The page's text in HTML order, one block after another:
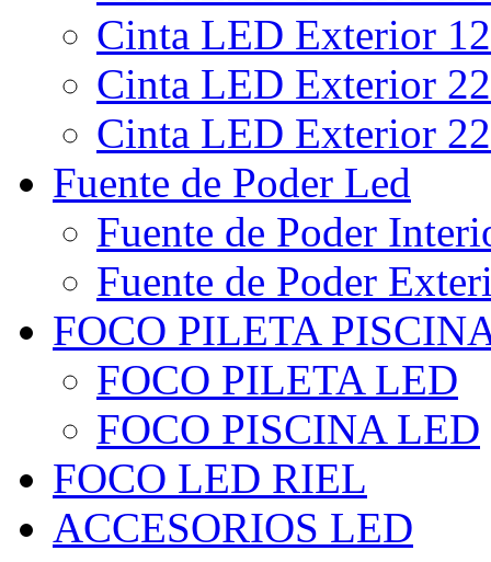
Cinta LED Exterior
Cinta LED Exterior
Cinta LED Exterior
Fuente de Poder Led
Fuente de Poder
Fuente de Poder
FOCO PILETA
FOCO PILETA LED
FOCO PISCINA LED
FOCO LED RIEL
ACCESORIOS LED